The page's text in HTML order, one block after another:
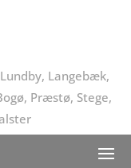
Langebæk,
Præstø, Stege,